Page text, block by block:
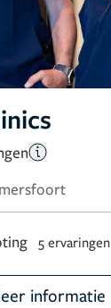
5 ervaringen
informatie